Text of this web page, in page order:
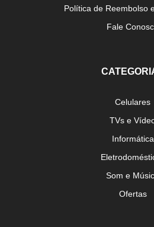
Política de Reembolso
Fale
Celulares
TVs e
Informática
Som e
Ofertas